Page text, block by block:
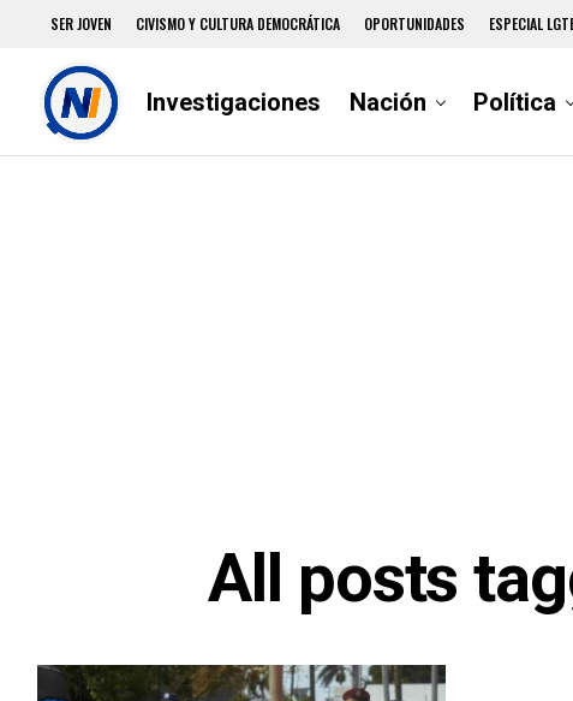
SER JOVEN CIVISMO Y CULTURA DEMOCRÁTICA OPORTUNIDADES ESPECIAL
Investigaciones Nación Política
All posts